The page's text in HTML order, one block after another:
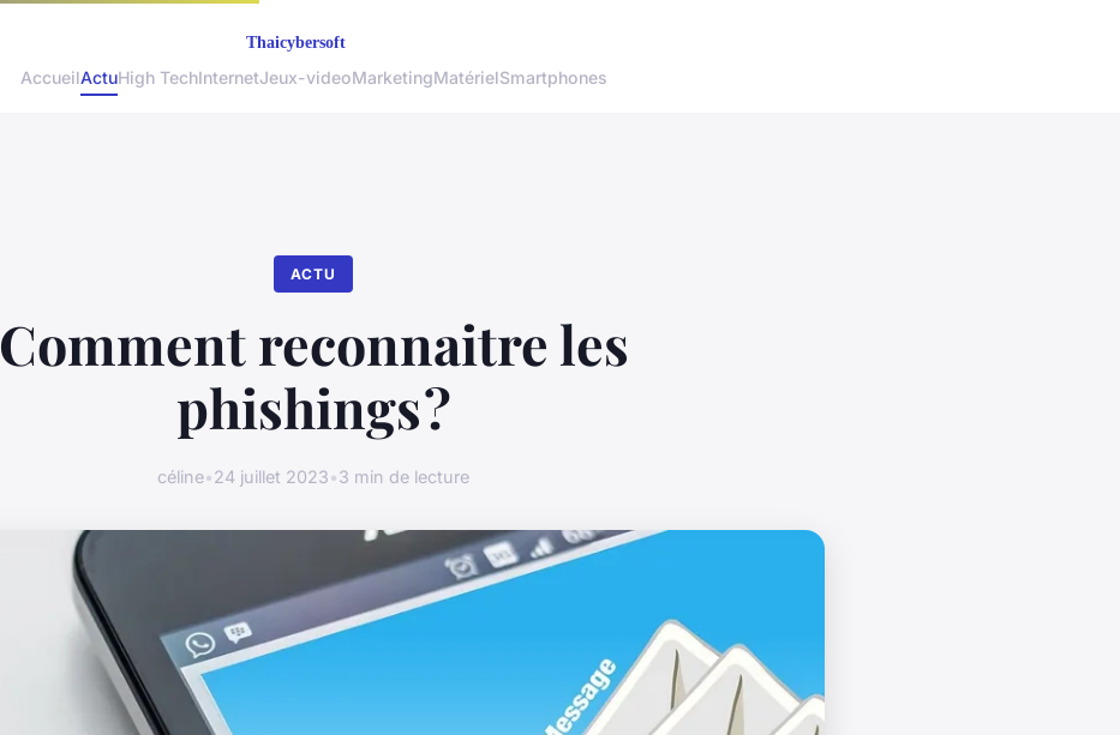
AccueilActuHigh TechInternetJeux-videoMarketingMatérielSmartphones
ACTU
Comment reconnaitre les
phishings ?
céline•24 juillet 2023•3 min de lecture